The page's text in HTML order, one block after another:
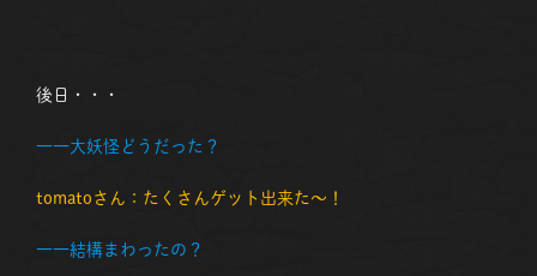
後日・・・
――大妖怪どうだった？
tomatoさん：たくさんゲット出来た～！
――結構まわったの？